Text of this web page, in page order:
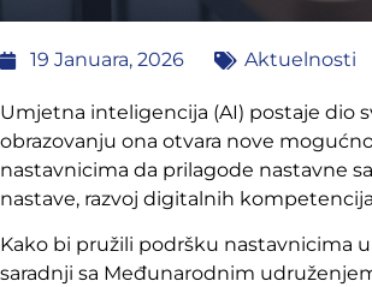
19 Januara, 2026 Aktuelnosti
Umjetna inteligencija (AI) postaje dio
obrazovanju ona otvara nove
nastavnicima da prilagode nastavne
nastave, razvoj digitalnih
Kako bi pružili podršku nastavnicima
saradnji sa Međunarodnim